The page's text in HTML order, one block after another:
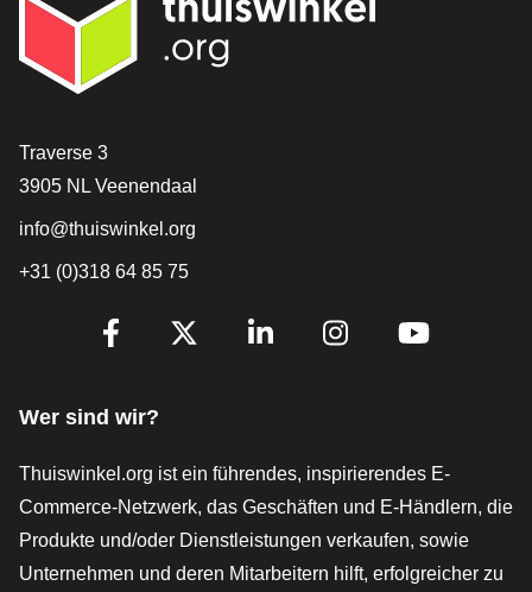
[_General:Contact]
Traverse 3
3905 NL Veenendaal
info@thuiswinkel.org
+31 (0)318 64 85 75
[_General:SocialMediaTitle]
Wer sind wir?
Thuiswinkel.org ist ein führendes, inspirierendes E-
Commerce-Netzwerk, das Geschäften und E-Händlern, die
Produkte und/oder Dienstleistungen verkaufen, sowie
Unternehmen und deren Mitarbeitern hilft, erfolgreicher zu